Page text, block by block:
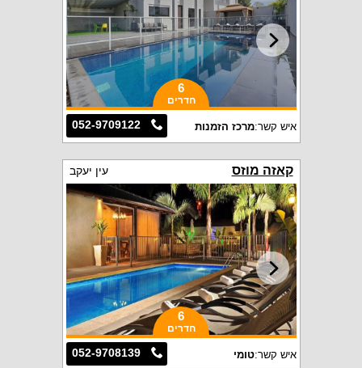
6
חדרים
052-9709122 איש קשר:מרכז הזמנות
קאזה מוזס עין יעקב
6
חדרים
052-9708139 איש קשר:טומי